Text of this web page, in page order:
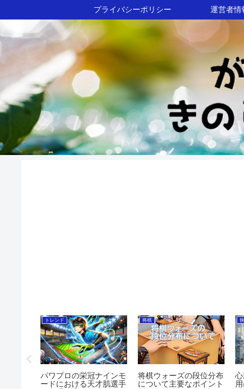
プライバシーポリシー 運営者情
トレンド
パワプロの栄冠ナインモ
ードにおける天才肌選手
将棋
将棋ウォーズの段位分布
について主要なポイント